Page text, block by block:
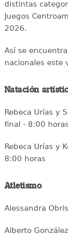
distintas
Juegos
2026.
Así se
nacionales este
Natación
Rebeca Urías y
final - 8:00 horas
Rebeca Urías y
8:00 horas
Atletismo
Alessandra
Alberto